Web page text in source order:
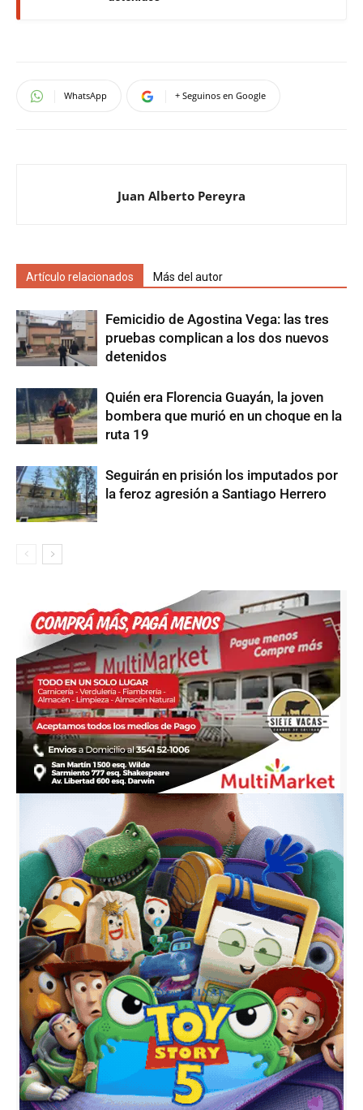
WhatsApp + Seguinos en Google
Juan Alberto Pereyra
Artículo relacionados Más del autor
Femicidio de Agostina Vega: las tres
pruebas complican a los dos nuevos
detenidos
Quién era Florencia Guayán, la joven
bombera que murió en un choque en la
ruta 19
Seguirán en prisión los imputados por
la feroz agresión a Santiago Herrero